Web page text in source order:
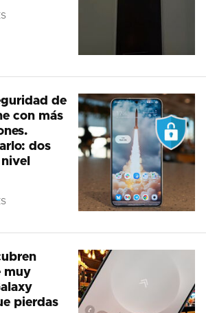
de
con más
dos
muy
pierdas